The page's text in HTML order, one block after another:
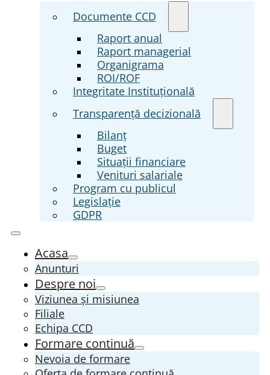
Documente CCD
Raport anual
Raport managerial
Organigrama
ROI/ROF
Integritate Instituțională
Transparenţă decizională
Bilanț
Buget
Situații financiare
Venituri salariale
Program cu publicul
Legislație
GDPR
Acasa
Anunturi
Despre noi
Viziunea și misiunea
Filiale
Echipa CCD
Formare continuă
Nevoia de formare